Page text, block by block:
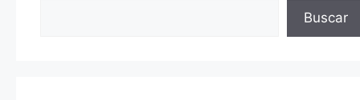
Buscar